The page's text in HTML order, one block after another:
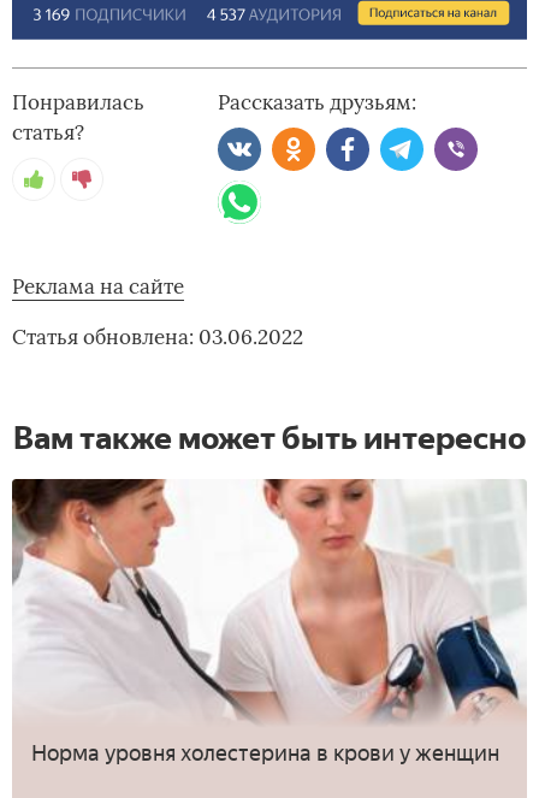
Понравилась
статья?
Рассказать друзьям:
Реклама на сайте
Статья обновлена: 03.06.2022
Вам также может быть интересно
Норма уровня холестерина в крови у женщин